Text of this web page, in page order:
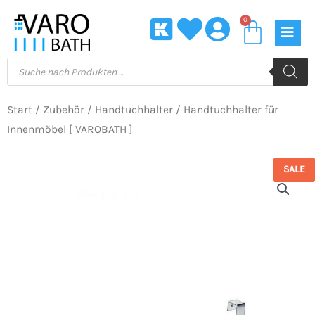
Inhalt
springen
0
Products
search
Start / Zubehör / Handtuchhalter / Handtuchhalter für
Innenmöbel [ VAROBATH ]
SALE